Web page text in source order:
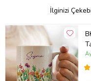
İlginizi